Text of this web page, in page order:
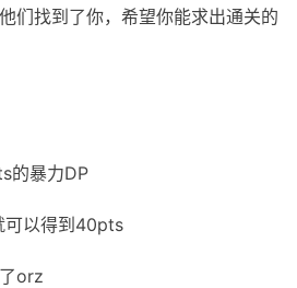
们找到了你，希望你能求出通关的
的暴力DP
可以得到40pts
orz